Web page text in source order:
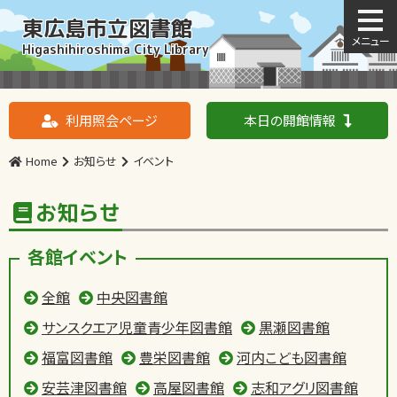
東広島市立図書館
Higashihiroshima City Library
利用照会ページ 本日の開館情報
Home お知らせ イベント
お知らせ
各館イベント
全館
中央図書館
サンスクエア児童青少年図書館
黒瀬図書館
福富図書館
豊栄図書館
河内こども図書館
安芸津図書館
高屋図書館 志和アグリ図書館